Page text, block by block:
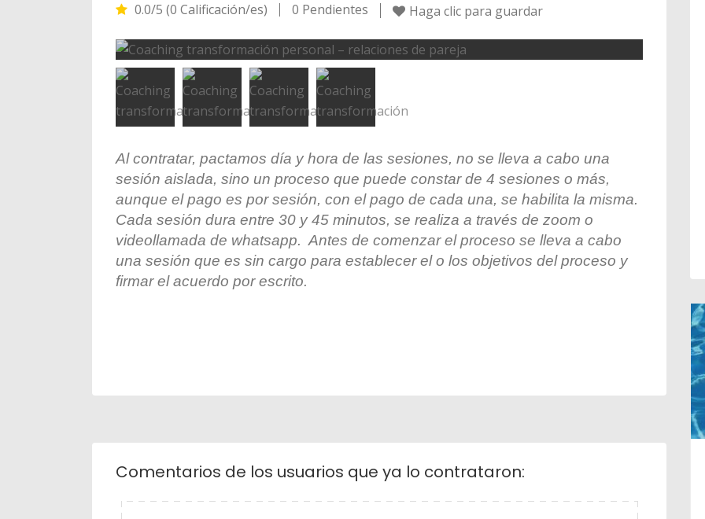
0.0/5 (0 Calificación/es) 0 Pendientes Haga clic para guardar
Al contratar, pactamos día y hora de las sesiones, no se lleva a cabo una
sesión aislada, sino un proceso que puede constar de 4 sesiones o más,
aunque el pago es por sesión, con el pago de cada una, se habilita la misma.
Cada sesión dura entre 30 y 45 minutos, se realiza a través de zoom o
videollamada de whatsapp. Antes de comenzar el proceso se lleva a cabo
una sesión que es sin cargo para establecer el o los objetivos del proceso y
firmar el acuerdo por escrito.
Comentarios de los usuarios que ya lo contrataron: